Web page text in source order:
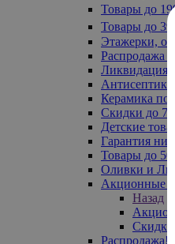
Товары до
Товары до
Этажерки,
Распродажа
Ликвидация
Антисептики
Керамика по
Скидки до
Детские
Гарантия
Товары до
Оливки и
Акционные
Назад
Скидка
Распродажа!